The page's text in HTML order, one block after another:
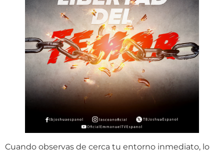
Cuando observas de cerca tu entorno inmediato, lo